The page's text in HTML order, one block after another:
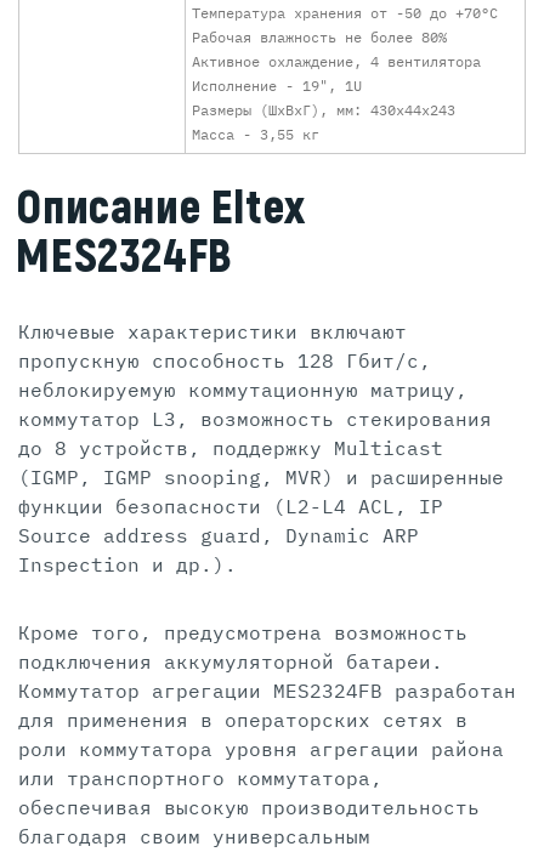
Температура хранения от -50 до +70°С
Рабочая влажность не более 80%
Активное охлаждение, 4 вентилятора
Исполнение - 19", 1U
Размеры (ШхВхГ), мм: 430x44x243
Масса - 3,55 кг
Описание Eltex
MES2324FB
Ключевые характеристики включают
пропускную способность 128 Гбит/с,
неблокируемую коммутационную матрицу,
коммутатор L3, возможность стекирования
до 8 устройств, поддержку Multicast
(IGMP, IGMP snooping, MVR) и расширенные
функции безопасности (L2-L4 ACL, IP
Source address guard, Dynamic ARP
Inspection и др.).
Кроме того, предусмотрена возможность
подключения аккумуляторной батареи.
Коммутатор агрегации MES2324FB разработан
для применения в операторских сетях в
роли коммутатора уровня агрегации района
или транспортного коммутатора,
обеспечивая высокую производительность
благодаря своим универсальным